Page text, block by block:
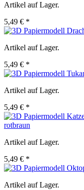
Artikel auf Lager.
5,49 € *
Artikel auf Lager.
5,49 € *
Artikel auf Lager.
5,49 € *
rotbraun
Artikel auf Lager.
5,49 € *
Artikel auf Lager.